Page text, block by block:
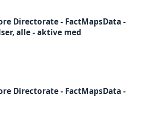
Directorate - FactMapsData -
alle - aktive med
Directorate - FactMapsData -